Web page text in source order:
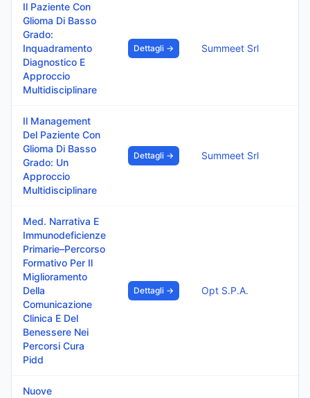
Il Paziente Con
Glioma Di Basso
Grado:
Inquadramento
Diagnostico E
Approccio
Multidisciplinare
Dettagli → Summeet Srl
Il Management
Del Paziente Con
Glioma Di Basso
Grado: Un
Approccio
Multidisciplinare
Dettagli → Summeet Srl
Med. Narrativa E
Immunodeficienze
Primarie–Percorso
Formativo Per Il
Miglioramento
Della
Comunicazione
Clinica E Del
Benessere Nei
Percorsi Cura
Pidd
Dettagli → Opt S.P.A.
Nuove